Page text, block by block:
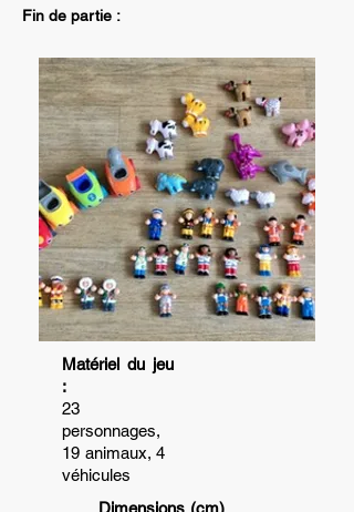
Fin de partie :
Matériel du jeu
:
23
personnages,
19 animaux, 4
véhicules
Dimensions (cm)